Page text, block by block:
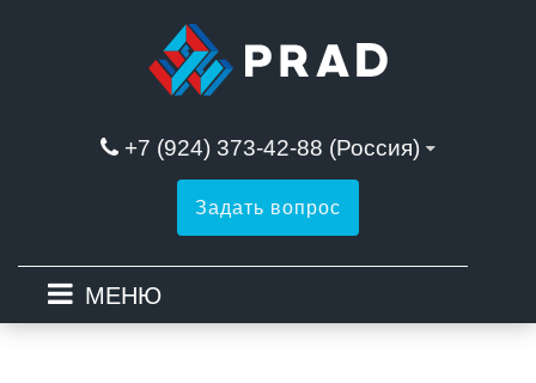
+7 (924) 373-42-88 (Россия)
Задать вопрос
МЕНЮ